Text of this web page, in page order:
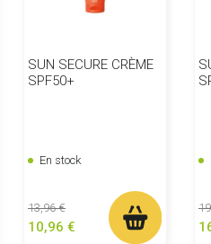
SUN SECURE CRÈME
SPF50+
En stock
Prix de base
13,96 €Prix
10,96 €